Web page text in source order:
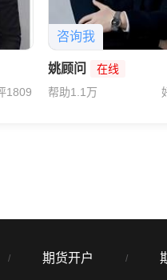
1809
咨询我
姚顾问
在线
帮助1.1万
/ 期货开户 /